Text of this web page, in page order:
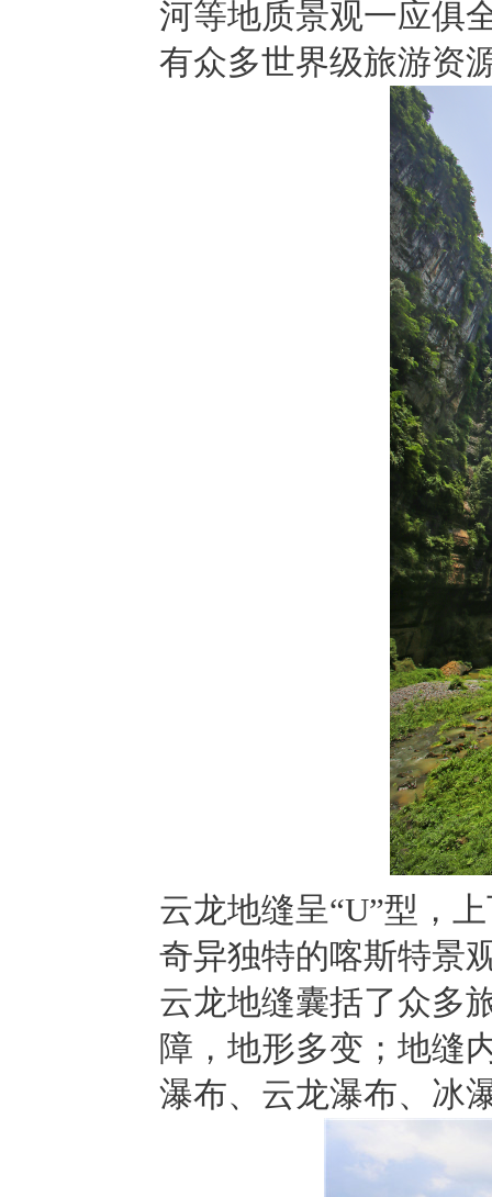
河等地质景观一应俱
有众多世界级旅游资
云龙地缝呈“U”型，
奇异独特的喀斯特景
云龙地缝囊括了众多
障，地形多变；地缝
瀑布、云龙瀑布、冰